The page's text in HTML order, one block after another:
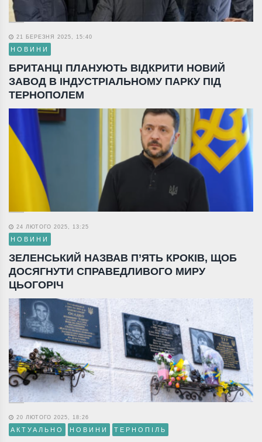
21 БЕРЕЗНЯ 2025, 15:40
НОВИНИ
БРИТАНЦІ ПЛАНУЮТЬ ВІДКРИТИ НОВИЙ
ЗАВОД В ІНДУСТРІАЛЬНОМУ ПАРКУ ПІД
ТЕРНОПОЛЕМ
24 ЛЮТОГО 2025, 13:25
НОВИНИ
ЗЕЛЕНСЬКИЙ НАЗВАВ П’ЯТЬ КРОКІВ, ЩОБ
ДОСЯГНУТИ СПРАВЕДЛИВОГО МИРУ
ЦЬОГОРІЧ
20 ЛЮТОГО 2025, 18:26
АКТУАЛЬНО НОВИНИ ТЕРНОПІЛЬ